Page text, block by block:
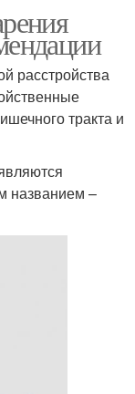
расстройства
тракта и
названием –